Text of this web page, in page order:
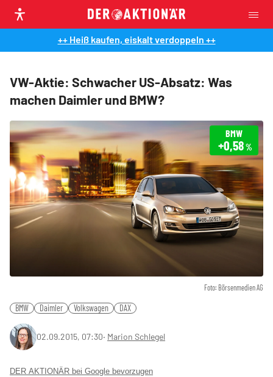
++ Heiß kaufen, eiskalt verdoppeln ++
VW-Aktie: Schwacher US-Absatz: Was
machen Daimler und BMW?
Foto: Börsenmedien AG
BMW
+0,58%
BMW Daimler Volkswagen DAX
02.09.2015, 07:30‧ Marion Schlegel
DER AKTIONÄR bei Google bevorzugen